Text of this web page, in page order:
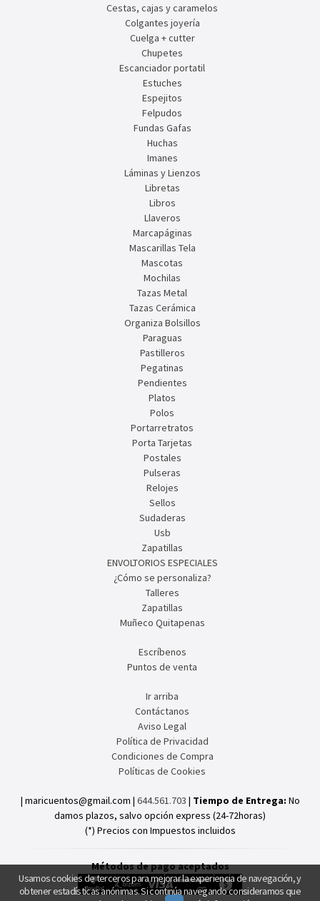
Cestas, cajas y caramelos
Colgantes joyería
Cuelga + cutter
Chupetes
Escanciador portatil
Estuches
Espejitos
Felpudos
Fundas Gafas
Huchas
Imanes
Láminas y Lienzos
Libretas
Libros
Llaveros
Marcapáginas
Mascarillas Tela
Mascotas
Mochilas
Tazas Metal
Tazas Cerámica
Organiza Bolsillos
Paraguas
Pastilleros
Pegatinas
Pendientes
Platos
Polos
Portarretratos
Porta Tarjetas
Postales
Pulseras
Relojes
Sellos
Sudaderas
Usb
Zapatillas
ENVOLTORIOS ESPECIALES
¿Cómo se personaliza?
Talleres
Zapatillas
Muñeco Quitapenas
Escríbenos
Puntos de venta
Ir arriba
Contáctanos
Aviso Legal
Política de Privacidad
Condiciones de Compra
Políticas de Cookies
| maricuentos@gmail.com | 644.561.703 | Tiempo de Entrega: No
damos plazos, salvo opción express (24-72horas)
(*) Precios con Impuestos incluidos
Métodos de pago aceptados
Usamos cookies de terceros para mejorar la experiencia de navegación, y
obtener estadísticas anónimas. Si continúa navegando consideramos que